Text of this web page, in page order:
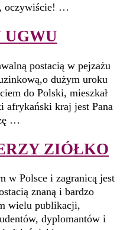
oczywiście! …
postacią w pejzażu
dużym uroku
do Polski, mieszkał
afrykański kraj jest Pana
…
ZIÓŁKO
w Polsce i zagranicą jest
znaną i bardzo
wielu publikacji,
dyplomantów i